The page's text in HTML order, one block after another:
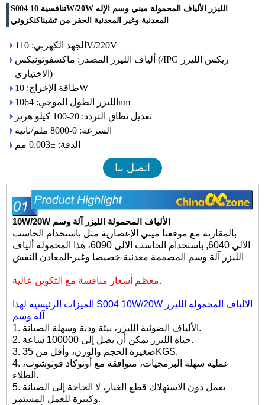
S004 تنافسية 10W/20W الليزر الألياف المحمولة ميني وسم الإله
المعدنية وغير المعدنية الحفر من تشيناكنكزوني
الجهد الكهربي: 110V/220V
ألياف الليزر المصدر: ماكسفوتونيكس (/IPG ريكس الليزر
الاختياري)
طاقة الإخراج: 10W
الليزر الطول الموجي: 1064nm
تعديل نطاق التردد: 20-100 كيلو هرتز
السرعة: 0-8000 ملم/ثانية
الدقة: ±0.003 مم
اتصل بنا
10W/20W الألياف المحمولة الليزر آلة وسم
بالمقارنة مع موقعنا ميني الإعصارية مثل باستخدام الحاسب
الآلي 6040
, باستخدام الحاسب الآلي 6090 ، هذا المحمولة ألياف
الليزر آلة وسم
المصممة معدنية خصيصا وغير-المعادن النقش
معظم أسعار منافسة مع التكوين عالية.
الميزات الرئيسية لهذا S004 10W/20W الألياف المحمولة الليزر
آلة وسم
1. الألياف الضوئية الليزر، بيئة ودية وسهلة الصيانة.
2. حياة الليزر يمكن أن يصل إلى 100000 ساعة.
3. صغيرة الحجم والوزن، وأقل من 35KGS.
4. عملية سهلة البرمجيات، متوافقة مع أوتوكاد فوتوشوب،
الطلاء،
5. يعمل دون الاستهلاك قطع الغيار، لا الحاجة إلى الصيانة
وكبيرة للعمل المستمر.